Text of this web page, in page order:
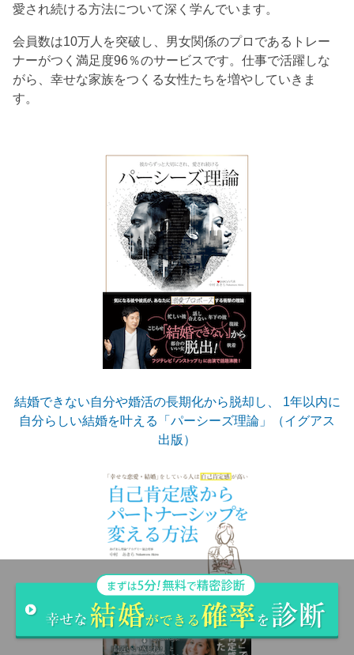
愛され続ける方法について深く学んでいます。
会員数は10万人を突破し、男女関係のプロであるトレー
ナーがつく満足度96％のサービスです。仕事で活躍しな
がら、幸せな家族をつくる女性たちを増やしていきま
す。
結婚できない自分や婚活の長期化から脱却し、 1年以内に
自分らしい結婚を叶える「パーシーズ理論」（イグアス
出版）